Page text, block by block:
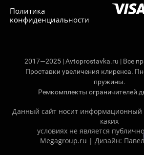
Политика
конфиденциальности
2017—2025 | Avtoprostavka.ru | Все
Проставки увеличения клиренса.
пружины.
Ремкомплекты ограничителей
Данный сайт носит информационный
каких
условиях не является
Megagroup.ru | Дизайн: